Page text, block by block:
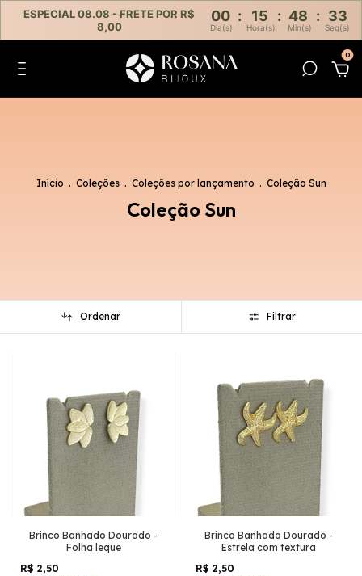
ESPECIAL 08.08 - FRETE POR R$
8,00
00 : 15 : 48 : 32
Dia(s) Hora(s) Min(s) Seg(s)
0
Início . Coleções . Coleções por lançamento . Coleção Sun
Coleção Sun
Ordenar Filtrar
Brinco Banhado Dourado -
Folha leque
R$ 2,50
Brinco Banhado Dourado -
Estrela com textura
R$ 2,50